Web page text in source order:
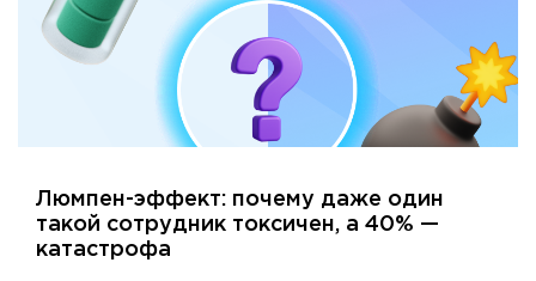
Люмпен-эффект: почему даже один
такой сотрудник токсичен, а 40% —
катастрофа